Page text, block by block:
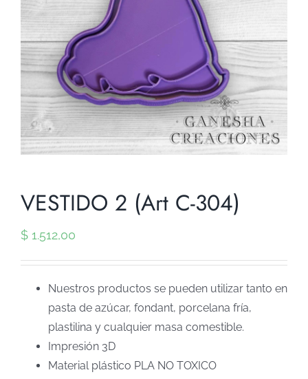
VESTIDO 2 (Art C-304)
$ 1.512,00
Nuestros productos se pueden utilizar tanto en
pasta de azúcar, fondant, porcelana fría,
plastilina y cualquier masa comestible.
Impresión 3D
Material plástico PLA NO TOXICO